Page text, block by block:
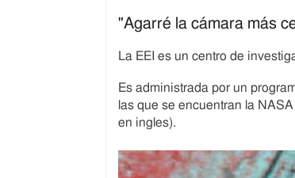
"Agarré la cámara más
La EEI es un centro de
Es administrada por un
las que se encuentran la
en ingles).